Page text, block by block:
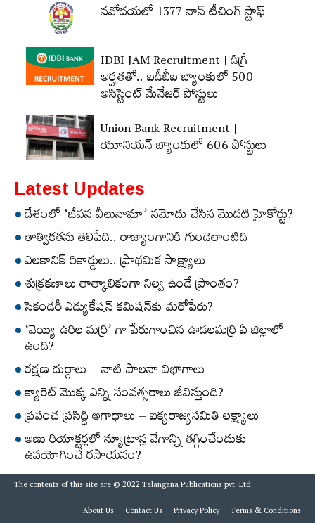
నవోదయలో 1377 నాన్‌ టీచింగ్‌ స్టాఫ్‌
IDBI JAM Recruitment | డిగ్రీ
అర్హ‌త‌తో.. ఐడీబీఐ బ్యాంకులో 500
అసిస్టెంట్‌ మేనేజర్‌ పోస్టులు
Union Bank Recruitment |
యూనియన్ బ్యాంకులో 606 పోస్టులు
Latest Updates
దేశంలో ‘జీవన వీలునామా’ నమోదు చేసిన మొదటి హైకోర్టు?
తాత్వికతను తెలిపేది.. రాజ్యాంగానికి గుండెలాంటిది
ఎలకానిక్‌ రికార్డులు.. ప్రాథమిక సాక్ష్యాలు
శుక్రకణాలు తాత్కాలికంగా నిల్వ ఉండే ప్రాంతం?
సెకండరీ ఎడ్యుకేషన్‌ కమిషన్‌కు మరోపేరు?
‘వెయ్యి ఉరిల మర్రి’ గా పేరుగాంచిన ఊడలమర్రి ఏ జిల్లాలో
ఉంది?
రక్షణ దుర్గాలు – నాటి పాలనా విభాగాలు
క్యారెట్‌ మొక్క ఎన్ని సంవత్సరాలు జీవిస్తుంది?
ప్రపంచ ప్రసిద్ధి అగాధాలు – ఐక్యరాజ్యసమితి లక్ష్యాలు
అణు రియాక్టర్లలో న్యూట్రాన్ల వేగాన్ని తగ్గించేందుకు
ఉపయోగించే రసాయనం?
The contents of this site are © 2022 Telangana Publications pvt. Ltd
About Us
Contact Us Privacy Policy Terms & Conditions